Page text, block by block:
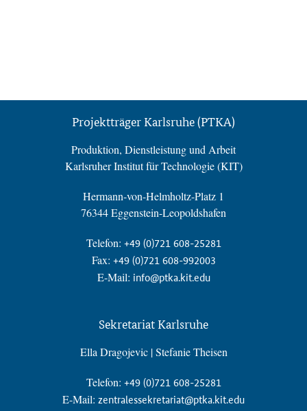
Projektträger Karlsruhe (PTKA)
Produktion, Dienstleistung und Arbeit
Karlsruher Institut für Technologie (KIT)
Hermann-von-Helmholtz-Platz 1
76344 Eggenstein-Leopoldshafen
Telefon: +49 (0)721 608-25281
Fax: +49 (0)721 608-992003
E-Mail: info@ptka.kit.edu
Sekretariat Karlsruhe
Ella Dragojevic | Stefanie Theisen
Telefon: +49 (0)721 608-25281
E-Mail: zentralessekretariat@ptka.kit.edu